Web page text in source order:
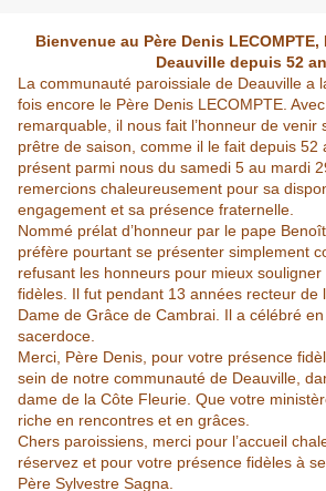
Bienvenue au Père Denis
Deauville depuis 52
La communauté paroissiale de Deauville a
fois encore le Père Denis LECOMPTE.
remarquable, il nous fait l’honneur de venir
prêtre de saison, comme il le fait depuis 52
présent parmi nous du samedi 5 au mardi
remercions chaleureusement pour sa
engagement et sa présence fraternelle.
Nommé prélat d’honneur par le pape
préfère pourtant se présenter simplement
refusant les honneurs pour mieux
fidèles. Il fut pendant 13 années recteur de
Dame de Grâce de Cambrai. Il a célébré
sacerdoce.
Merci, Père Denis, pour votre présence
sein de notre communauté de Deauville,
dame de la Côte Fleurie. Que votre
riche en rencontres et en grâces.
Chers paroissiens, merci pour l’accueil
réservez et pour votre présence fidèles à
Père Sylvestre Sagna.